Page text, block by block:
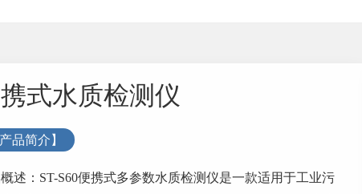
式水质检测仪
产品简介】
述：ST-S60便携式多参数水质检测仪是一款适用于工业污